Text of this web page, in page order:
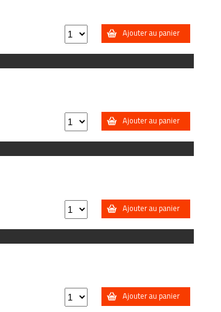
Ajouter au panier
Ajouter au panier
Ajouter au panier
Ajouter au panier